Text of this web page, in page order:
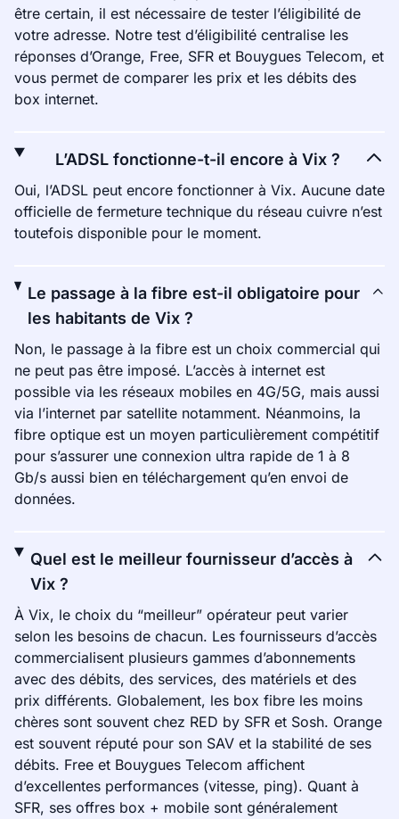
être certain, il est nécessaire de tester l’éligibilité de
votre adresse. Notre test d’éligibilité centralise les
réponses d’Orange, Free, SFR et Bouygues Telecom, et
vous permet de comparer les prix et les débits des
box internet.
L’ADSL fonctionne-t-il encore à Vix ?
Oui, l’ADSL peut encore fonctionner à Vix. Aucune date
officielle de fermeture technique du réseau cuivre n’est
toutefois disponible pour le moment.
Le passage à la fibre est-il obligatoire pour
les habitants de Vix ?
Non, le passage à la fibre est un choix commercial qui
ne peut pas être imposé. L’accès à internet est
possible via les réseaux mobiles en 4G/5G, mais aussi
via l’internet par satellite notamment. Néanmoins, la
fibre optique est un moyen particulièrement compétitif
pour s’assurer une connexion ultra rapide de 1 à 8
Gb/s aussi bien en téléchargement qu’en envoi de
données.
Quel est le meilleur fournisseur d’accès à
Vix ?
À Vix, le choix du “meilleur” opérateur peut varier
selon les besoins de chacun. Les fournisseurs d’accès
commercialisent plusieurs gammes d’abonnements
avec des débits, des services, des matériels et des
prix différents. Globalement, les box fibre les moins
chères sont souvent chez RED by SFR et Sosh. Orange
est souvent réputé pour son SAV et la stabilité de ses
débits. Free et Bouygues Telecom affichent
d’excellentes performances (vitesse, ping). Quant à
SFR, ses offres box + mobile sont généralement